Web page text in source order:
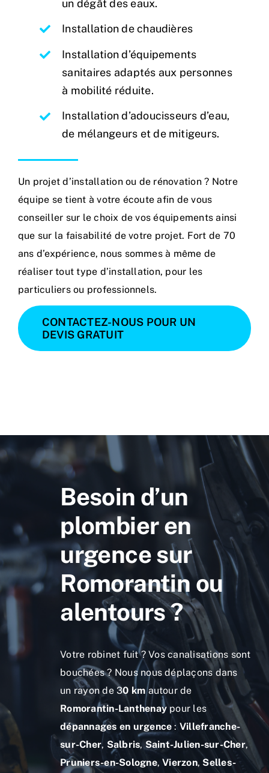
un dégât des eaux.
Installation de chaudières
Installation d’équipements
sanitaires adaptés aux personnes
à mobilité réduite.
Installation d’adoucisseurs d’eau,
de mélangeurs et de mitigeurs.
Un projet d’installation ou de rénovation ? Notre
équipe se tient à votre écoute afin de vous
conseiller sur le choix de vos équipements ainsi
que sur la faisabilité de votre projet. Fort de 70
ans d’expérience, nous sommes à même de
réaliser tout type d’installation, pour les
particuliers ou professionnels.
CONTACTEZ-NOUS POUR UN
DEVIS GRATUIT
Besoin d’un
plombier en
urgence sur
Romorantin ou
alentours ?
Votre robinet fuit ? Vos canalisations sont
bouchées ? Nous nous déplaçons dans
un rayon de 30 kmautour de
Romorantin-Lanthenay pour les
dépannages en urgence: Villefranche-
sur-Cher, Salbris,Saint-Julien-sur-Cher,
Pruniers-en-Sologne,Vierzon, Selles-